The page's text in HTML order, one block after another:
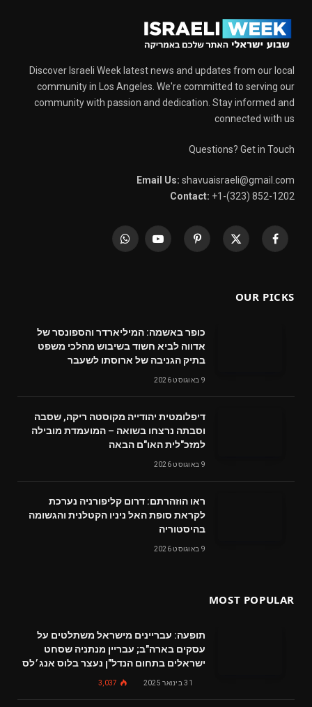
Discover Israeli Week latest news and updates from our local
community in Los Angeles. We're committed to serving our
community with passion and dedication. Stay informed and
connected with us
Questions? Get in Touch
Email Us: shavuaisraeli@gmail.com
Contact: +1-(323) 852-1202
Facebook
X
Pinterest
YouTube
WhatsApp
OUR PICKS
כופר באשמה: המיליארדר והספונסר של
אדווה לביא חשוד בשיבוש מהלכי משפט
בתיק הגניבה של ארוסתו לשעבר
9 באוגוסט 2026
דיפלומטית יהודייה מקוסטה ריקה, שסבה
וסבתה נרצחו בשואה – המועמדת מובילה
למזכ"לית האו"ם הבאה
9 באוגוסט 2026
ראו הוזהרתם: דרום קליפורניה נערכת
לקראת סופת האל ניניו הקטלנית והגשומה
בהיסטוריה
9 באוגוסט 2026
MOST POPULAR
תופעה: עבריינים מישראל משתלטים על
עסקים בארה"ב; עבריין מנתניה שסחט
ישראלים בתחום הנדל"ן נעצר בלוס אנג׳לס
31 בינואר 2025 3,037